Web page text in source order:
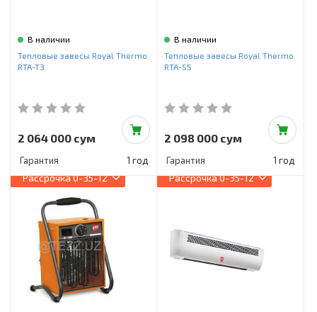
В наличии
Тепловые завесы Royal Thermo
RTA-T3
2 064 000 сум
Гарантия 1 год
В наличии
Тепловые завесы Royal Thermo
RTA-S5
2 098 000 сум
Гарантия 1 год
Рассрочка0-35-12 Рассрочка0-35-12